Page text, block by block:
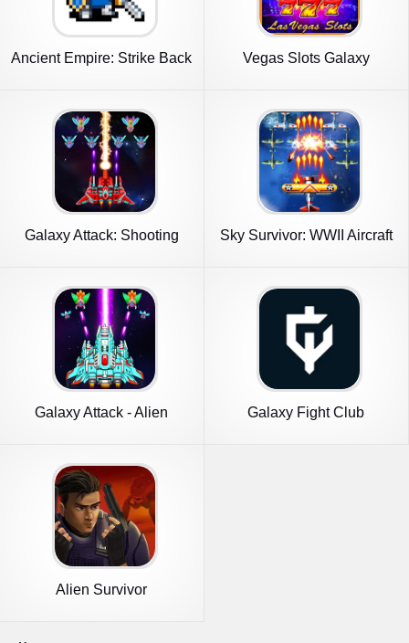
Ancient Empire: Strike Back Vegas Slots Galaxy
Galaxy Attack: Shooting
Sky Survivor: WWII Aircraft
Galaxy Attack - Alien
Galaxy Fight Club
Alien Survivor